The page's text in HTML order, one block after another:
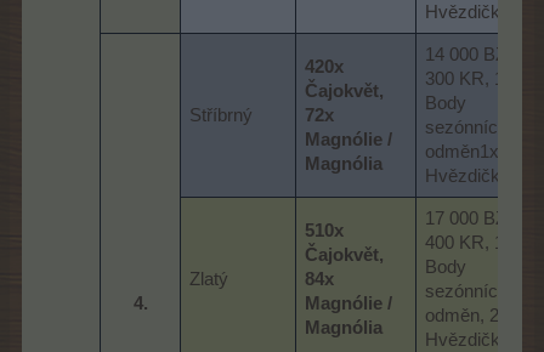
Hvězdička
4.​
Stříbrný
420x
Čajokvět,
72x
Magnólie /
Magnólia
14 000 BZ, 5
300 KR, 130x
Body
sezónních
odměn1x
Hvězdička
Zlatý
510x
Čajokvět,
84x
Magnólie /
Magnólia
17 000 BZ, 6
400 KR, 145x
Body
sezónních
odměn, 2x
Hvězdička